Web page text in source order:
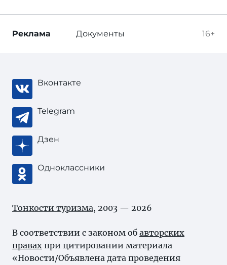
16+
Реклама Документы
Вконтакте
Telegram
Дзен
Одноклассники
Тонкости туризма, 2003 — 2026
В соответствии с законом об авторских
правах при цитировании материала
«Новости/Объявлена дата проведения